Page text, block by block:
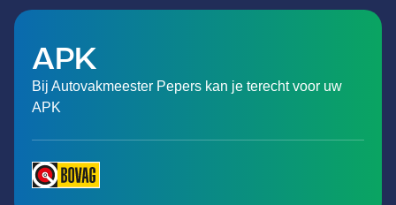
APK
Bij Autovakmeester Pepers kan je terecht voor uw
APK